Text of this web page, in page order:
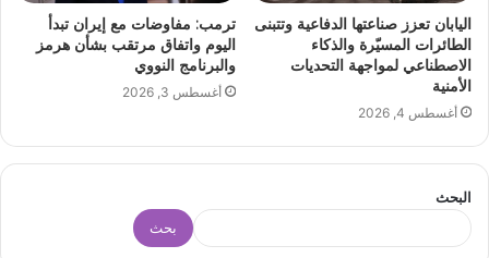
اليابان تعزز صناعتها الدفاعية وتتبنى
الطائرات المسيّرة والذكاء
الاصطناعي لمواجهة التحديات
الأمنية
أغسطس 4, 2026
ترمب: مفاوضات مع إيران تبدأ
اليوم واتفاق مرتقب بشأن هرمز
والبرنامج النووي
أغسطس 3, 2026
البحث
بحث